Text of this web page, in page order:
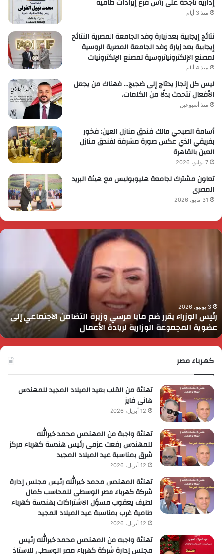
إدارية ناجحة على رأس فرع إيرادات طامية
منذ 3 أيام
نتائج إيجابية بعد زيارة وفد الجامعة المصرية النتائج
إيجابية بعد زيارة وفد الجامعة المصرية الروسية
لمصنع الإلكترونياتروسية لمصنع الإلكترونيات
منذ 4 أيام
ليس كل إنجاز يحتاج إلى ضجيج… فهناك من يجعل
الأفعال تتحدث بدلًا من الكلمات.
منذ أسبوعين
أسامة الصبحي مالك فندق منازل العين: فخور
بفريقي الذي عكس صورة مشرفة لفندق منازل
العين بالقاهرة
7 يوليو، 2026
تعاون مشترك لجامعة هليوبوليس مع هيئة البريد
المصرى
31 مايو، 2026
رئيس
التضامن
الاجتماعي
إلى
عضوية
المجموعة
الوزارية
3 يونيو، 2026
رئيس الوزراء يقرر ضم مايا مرسي وزيرة التضامن الاجتماعي إلى
عضوية المجموعة الوزارية لريادة الأعمال
كهرباء مصر
تهنئة من القلب بعيد الميلاد المجيد للمهندس
هانى فايز
12 أبريل، 2026
تهنئة واجبة من المهندس محمد خيرالله
للمهندس رفعت عزمى رئيس هندسة كهرباء مركز
شرق بمناسبة عيد الميلاد المجيد
12 أبريل، 2026
تهنئة المهندس محمد خيرالله رئيس مجلس إدارة
شركة كهرباء مصر الوسطى للمحاسب كمال
لطيف يعقوب مسؤل الاشتراكات بهندسة كهرباء
طامية غرب بمناسبة عيد الميلاد المجيد
12 أبريل، 2026
تهنئة واجبه من المهندس محمد خيرالله رئيس
مجلس إدارة شركة كهرباء مصر الوسطى للاستاذ